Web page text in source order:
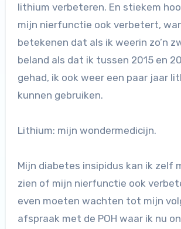
lithium verbeteren. En stiekem
mijn nierfunctie ook verbetert,
betekenen dat als ik weerin zo’n
beland als dat ik tussen 2015 en
gehad, ik ook weer een paar jaar
kunnen gebruiken.
Lithium: mijn wondermedicijn.
Mijn diabetes insipidus kan ik zelf
zien of mijn nierfunctie ook
even moeten wachten tot mijn
afspraak met de POH waar ik nu